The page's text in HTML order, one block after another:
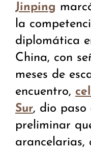
Jinping
la
diplomática
China, con
meses de
encuentro,
Sur, dio paso
preliminar
arancelarias,